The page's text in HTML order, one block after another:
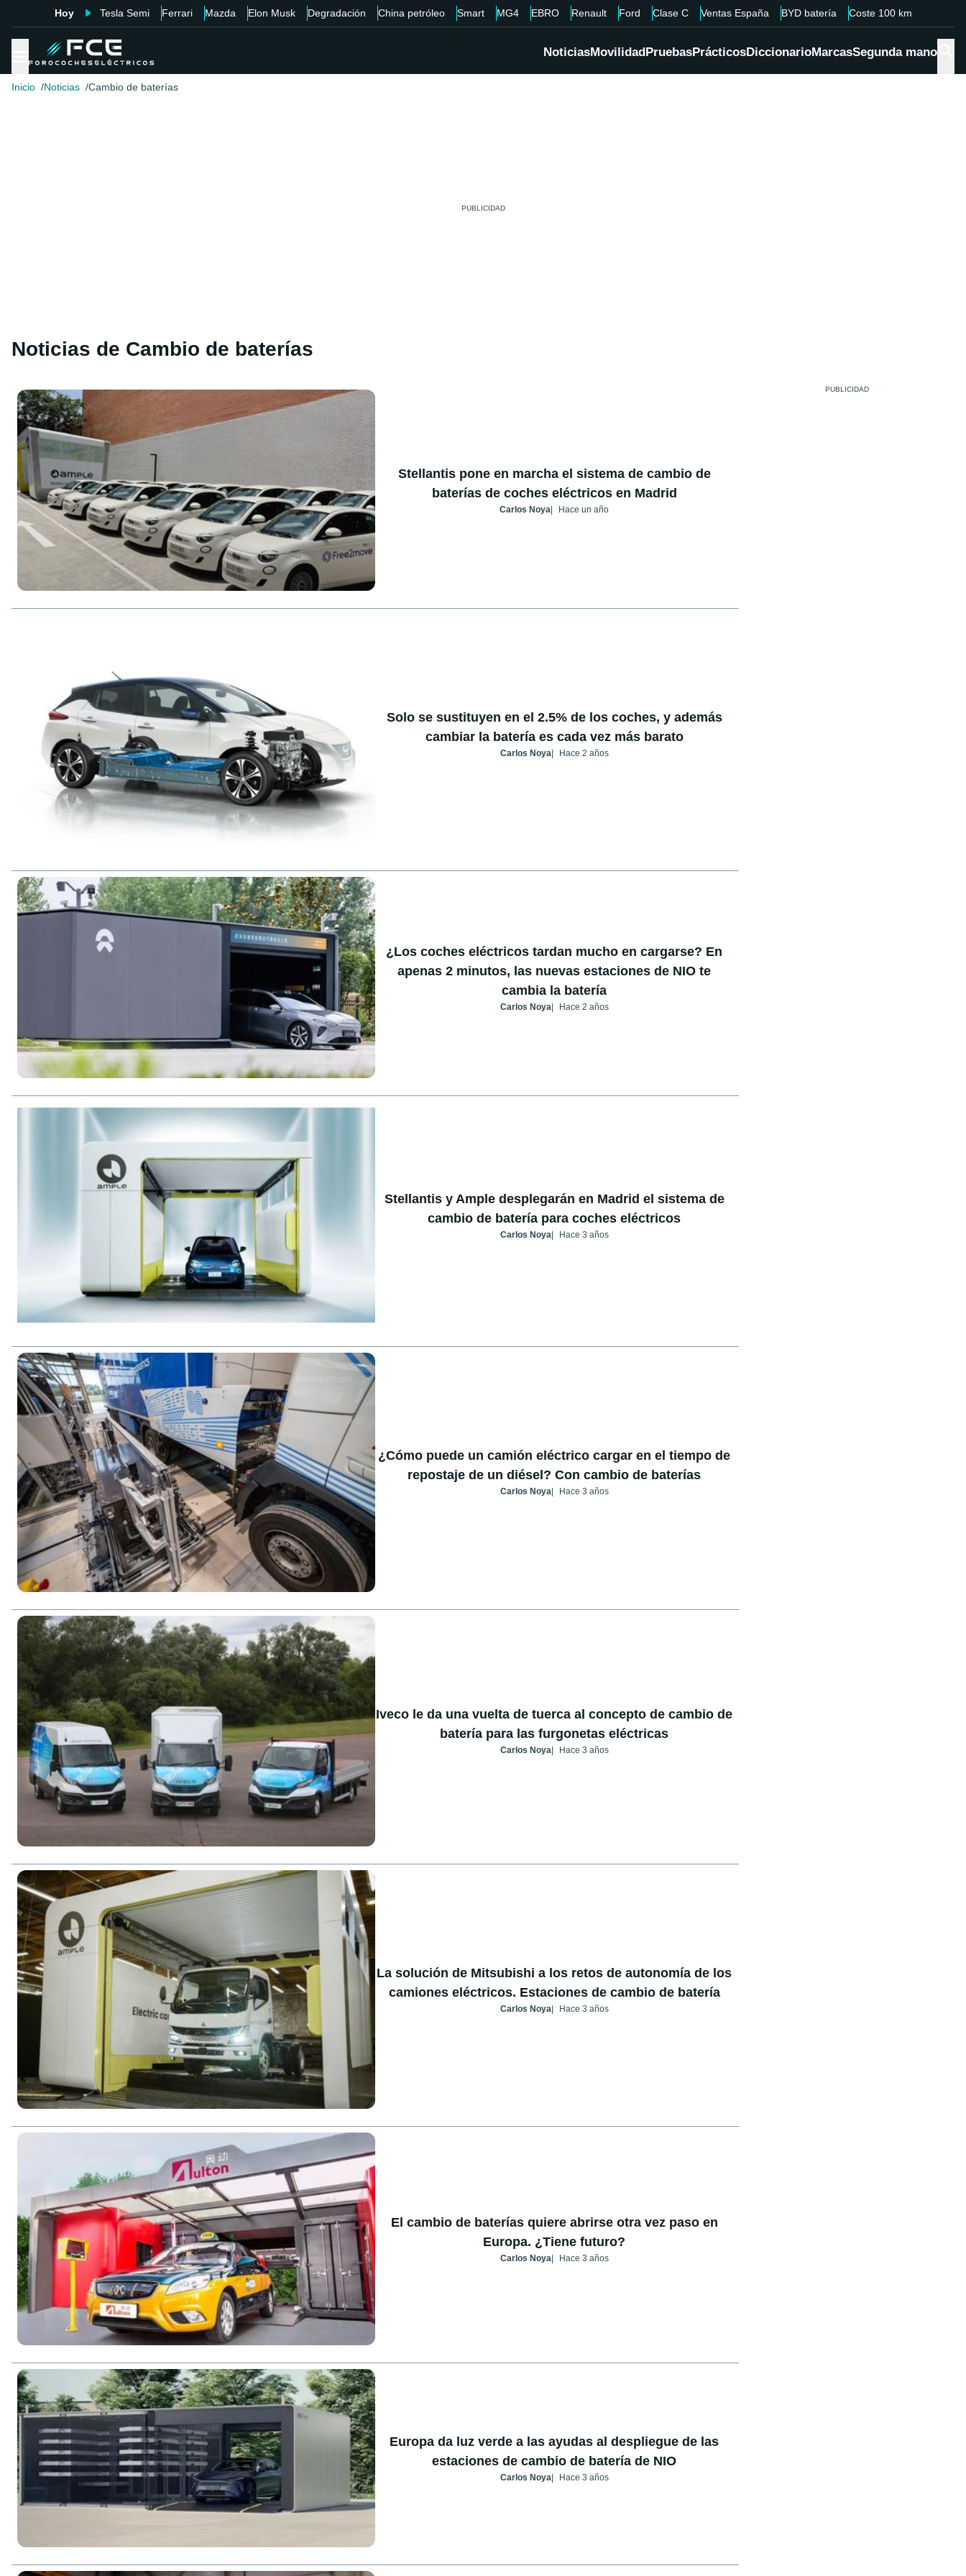
Hoy Tesla Semi Ferrari Mazda Elon Musk Degradación China petróleo Smart MG4 EBRO Renault Ford Clase C Ventas España BYD batería Coste 100 km
NoticiasMovilidadPruebasPrácticosDiccionarioMarcasSegunda mano
Inicio Noticias Cambio de baterías
Noticias de Cambio de baterías
Stellantis pone en marcha el sistema de cambio de
baterías de coches eléctricos en Madrid
Carlos Noya Hace un año
Solo se sustituyen en el 2.5% de los coches, y además
cambiar la batería es cada vez más barato
Carlos Noya Hace 2 años
¿Los coches eléctricos tardan mucho en cargarse? En
apenas 2 minutos, las nuevas estaciones de NIO te
cambia la batería
Carlos Noya Hace 2 años
Stellantis y Ample desplegarán en Madrid el sistema de
cambio de batería para coches eléctricos
Carlos Noya Hace 3 años
¿Cómo puede un camión eléctrico cargar en el tiempo de
repostaje de un diésel? Con cambio de baterías
Carlos Noya Hace 3 años
Iveco le da una vuelta de tuerca al concepto de cambio de
batería para las furgonetas eléctricas
Carlos Noya Hace 3 años
La solución de Mitsubishi a los retos de autonomía de los
camiones eléctricos. Estaciones de cambio de batería
Carlos Noya Hace 3 años
El cambio de baterías quiere abrirse otra vez paso en
Europa. ¿Tiene futuro?
Carlos Noya Hace 3 años
Europa da luz verde a las ayudas al despliegue de las
estaciones de cambio de batería de NIO
Carlos Noya Hace 3 años